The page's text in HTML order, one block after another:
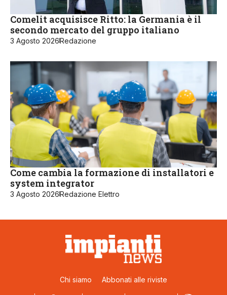
Comelit acquisisce Ritto: la Germania è il
secondo mercato del gruppo italiano
3 Agosto 2026Redazione
Come cambia la formazione di installatori e
system integrator
3 Agosto 2026Redazione Elettro
Chi siamo Abbonati alle riviste